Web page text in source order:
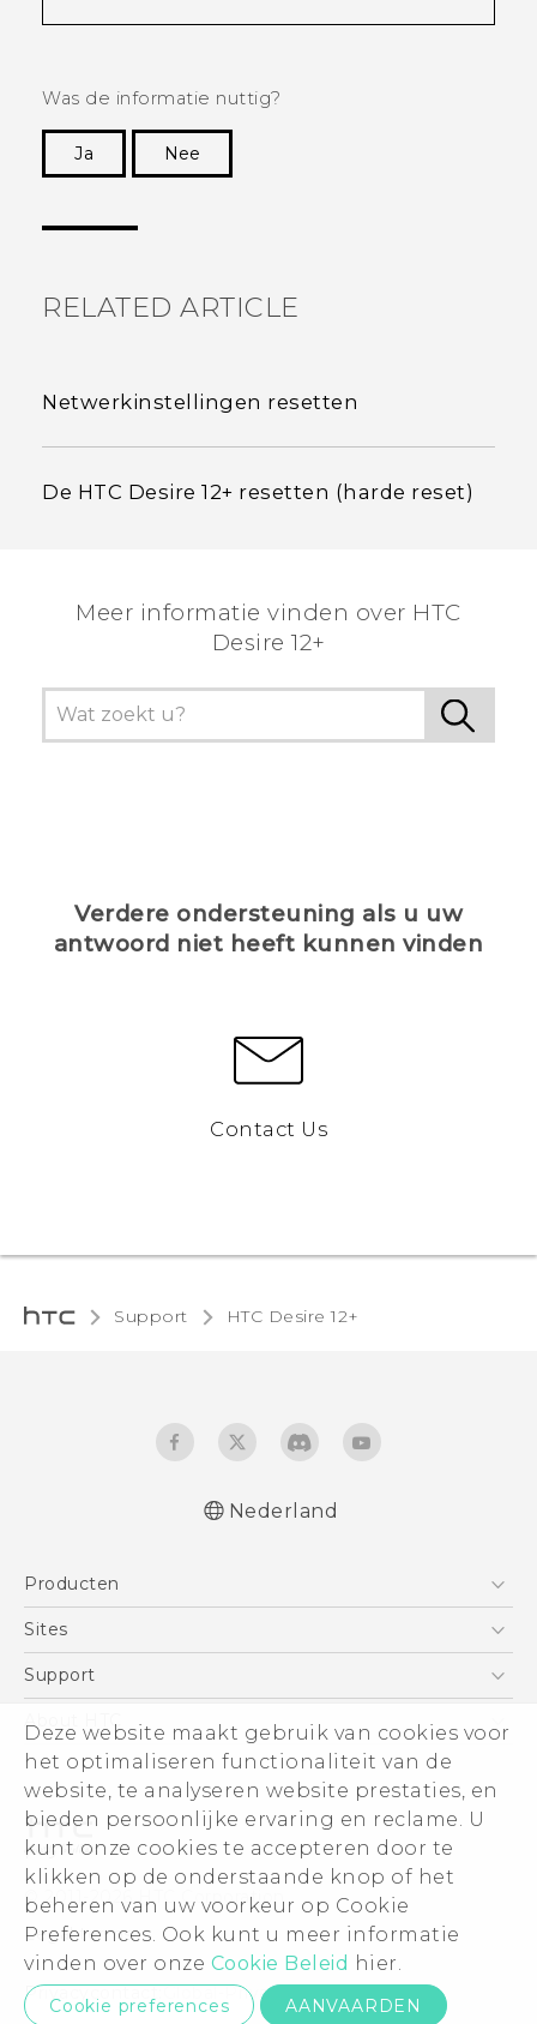
Deze website maakt gebruik van cookies voor
het optimaliseren functionaliteit van de
website, te analyseren website prestaties, en
bieden persoonlijke ervaring en reclame. U
kunt onze cookies te accepteren door te
klikken op de onderstaande knop of het
beheren van uw voorkeur op Cookie
Preferences. Ook kunt u meer informatie
vinden over onze Cookie Beleid hier.
Cookie preferences AANVAARDEN
Was de informatie nuttig?
Ja
Nee
RELATED ARTICLE
Netwerkinstellingen resetten
De HTC Desire 12+ resetten (harde reset)
Meer informatie vinden over HTC
Desire 12+
Verdere ondersteuning als u uw
antwoord niet heeft kunnen vinden
Contact Us
Support HTC Desire 12+‎
Nederlands - Gebruikershandleiding
wettelijke voorschriften
Deutsch - Informationen zur Sicherheit und
behördliche Bestimmungen
Quick start guide
User manual
Safety and regulatory guide
Nederland
Producten
Telefoons
Vive
Accessoires
Sites
HTC Vive
Aan de slag
Support
Support voor eCommerce
About HTC
ESG
Informatie over het bedrijf
Voor beleggers (engels)
Cookie Preferences
Vacatures
Security and Privacy Whitepaper
© 2011-2026 HTC Corporation
Legal terms
Privacycontact:Global-Privacy@htc.com